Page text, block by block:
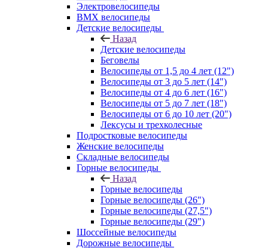
Электровелосипеды
BMX велосипеды
Детские велосипеды
Назад
Детские велосипеды
Беговелы
Велосипеды от 1,5 до 4 лет (12")
Велосипеды от 3 до 5 лет (14")
Велосипеды от 4 до 6 лет (16")
Велосипеды от 5 до 7 лет (18")
Велосипеды от 6 до 10 лет (20")
Лексусы и трехколесные
Подростковые велосипеды
Женские велосипеды
Складные велосипеды
Горные велосипеды
Назад
Горные велосипеды
Горные велосипеды (26")
Горные велосипеды (27,5")
Горные велосипеды (29")
Шоссейные велосипеды
Дорожные велосипеды